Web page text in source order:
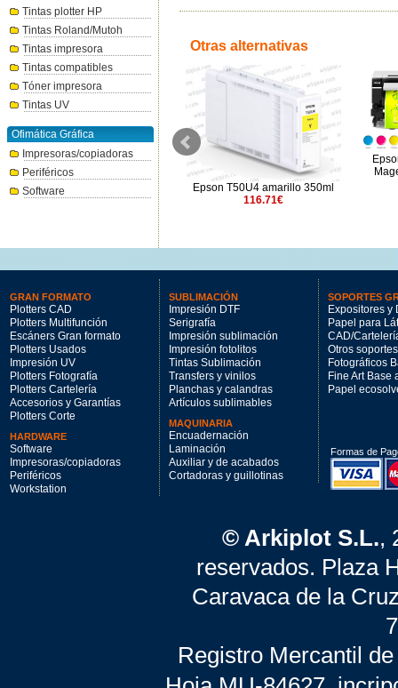
Tintas plotter HP
Tintas Roland/Mutoh
Tintas impresora
Tintas compatibles
Tóner impresora
Tintas UV
Ofimática Gráfica
Impresoras/copiadoras
Periféricos
Software
Otras alternativas
Epson UltraChrome RS
T45U700 Optimizer (2x1,5 l.)
Epson T50U4 amarillo 350ml
116.71€
GRAN FORMATO
Plotters CAD
Plotters Multifunción
Escáners Gran formato
Plotters Usados
Impresión UV
Plotters Fotografía
Plotters Cartelería
Accesorios y Garantías
Plotters Corte
HARDWARE
Software
Impresoras/copiadoras
Periféricos
Workstation
SUBLIMACIÓN
Impresión DTF
Serigrafía
Impresión sublimación
Impresión fotolitos
Tintas Sublimación
Transfers y vinilos
Planchas y calandras
Artículos sublimables
MAQUINARIA
Encuadernación
Laminación
Auxiliar y de acabados
Cortadoras y guillotinas
SOPORTES
Expositores y
Papel para
CAD/
Otros soportes
Fotográficos
Fine Art Base
Papel
Formas de
© Arkiplot S.L.,
reservados. Plaza
Caravaca de la
Registro Mercantil